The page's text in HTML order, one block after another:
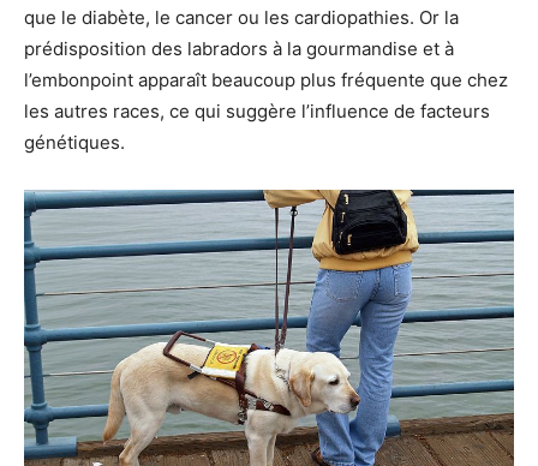
que le diabète, le cancer ou les cardiopathies. Or la
prédisposition des labradors à la gourmandise et à
l’embonpoint apparaît beaucoup plus fréquente que chez
les autres races, ce qui suggère l’influence de facteurs
génétiques.